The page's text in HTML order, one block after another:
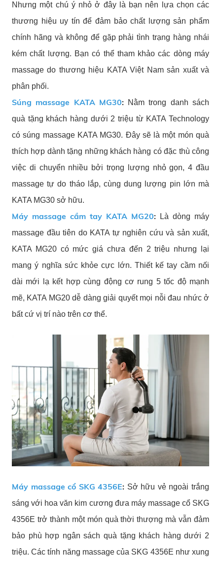
Nhưng một chú ý nhỏ ở đây là bạn nên lựa chọn các
thương hiệu uy tín để đảm bảo chất lượng sản phẩm
chính hãng và không để gặp phải tình trạng hàng nhái
kém chất lượng. Bạn có thể tham khảo các dòng máy
massage do thương hiệu KATA Việt Nam sản xuất và
phân phối.
Súng massage KATA MG30: Nằm trong danh sách
quà tặng khách hàng dưới 2 triệu từ KATA Technology
có súng massage KATA MG30. Đây sẽ là một món quà
thích hợp dành tặng những khách hàng có đặc thù công
việc di chuyển nhiều bởi trọng lượng nhỏ gọn, 4 đầu
massage tự do tháo lắp, cùng dung lượng pin lớn mà
KATA MG30 sở hữu.
Máy massage cầm tay KATA MG20: Là dòng máy
massage đầu tiên do KATA tự nghiên cứu và sản xuất,
KATA MG20 có mức giá chưa đến 2 triệu nhưng lại
mang ý nghĩa sức khỏe cực lớn. Thiết kế tay cầm nối
dài mới lạ kết hợp cùng động cơ rung 5 tốc độ mạnh
mẽ, KATA MG20 dễ dàng giải quyết mọi nỗi đau nhức ở
bất cứ vị trí nào trên cơ thể.
Máy massage cổ SKG 4356E: Sở hữu vẻ ngoài trắng
sáng với hoa văn kim cương đưa máy massage cổ SKG
4356E trở thành một món quà thời thượng mà vẫn đảm
bảo phù hợp ngân sách quà tặng khách hàng dưới 2
triệu. Các tính năng massage của SKG 4356E như xung